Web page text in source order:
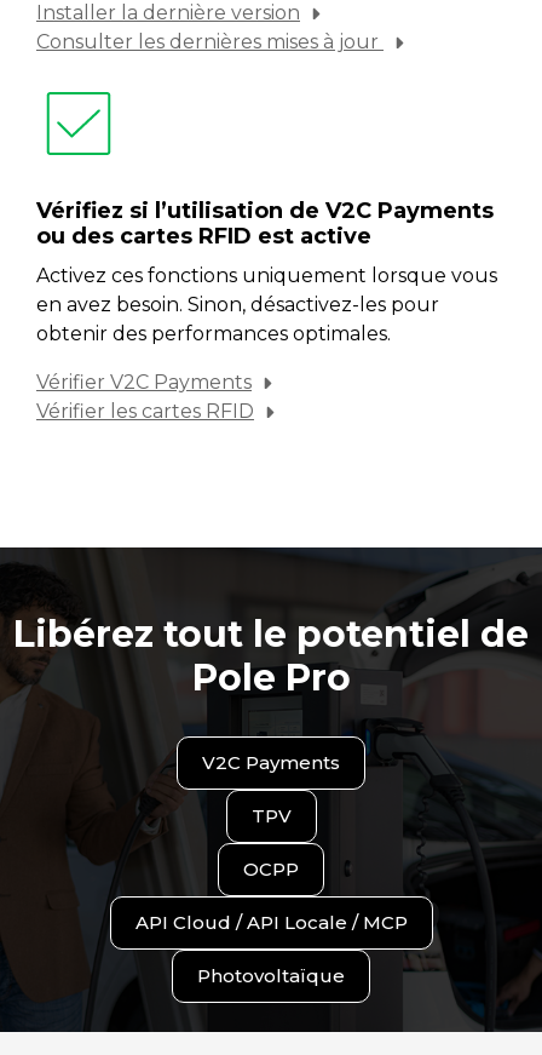
Installer la dernière version
Consulter les dernières mises à jour
Vérifiez si l’utilisation de V2C Payments
ou des cartes RFID est active
Activez ces fonctions uniquement lorsque vous
en avez besoin. Sinon, désactivez-les pour
obtenir des performances optimales.
Vérifier V2C Payments
Vérifier les cartes RFID
Libérez tout le potentiel de
Pole Pro
V2C Payments
TPV
OCPP
API Cloud / API Locale / MCP
Photovoltaïque